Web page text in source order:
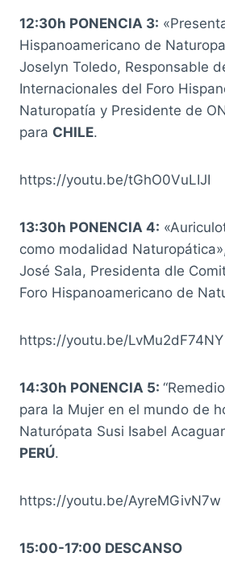
12:30h PONENCIA 3:
Hispanoamericano de
Joselyn Toledo, Responsable
Internacionales del Foro
Naturopatía y Presidente de
para CHILE.
https://youtu.be/tGhO0VuLIJI
13:30h PONENCIA 4:
como modalidad
José Sala, Presidenta dle
Foro Hispanoamericano de
https://youtu.be/LvMu2dF74NY
14:30h PONENCIA 5:
para la Mujer en el mundo de
Naturópata Susi Isabel
PERÚ.
https://youtu.be/AyreMGivN7w
15:00-17:00 DESCANSO